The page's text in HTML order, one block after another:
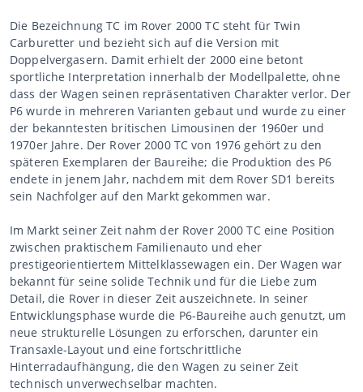
Die Bezeichnung TC im Rover 2000 TC steht für Twin
Carburetter und bezieht sich auf die Version mit
Doppelvergasern. Damit erhielt der 2000 eine betont
sportliche Interpretation innerhalb der Modellpalette, ohne
dass der Wagen seinen repräsentativen Charakter verlor. Der
P6 wurde in mehreren Varianten gebaut und wurde zu einer
der bekanntesten britischen Limousinen der 1960er und
1970er Jahre. Der Rover 2000 TC von 1976 gehört zu den
späteren Exemplaren der Baureihe; die Produktion des P6
endete in jenem Jahr, nachdem mit dem Rover SD1 bereits
sein Nachfolger auf den Markt gekommen war.
Im Markt seiner Zeit nahm der Rover 2000 TC eine Position
zwischen praktischem Familienauto und eher
prestigeorientiertem Mittelklassewagen ein. Der Wagen war
bekannt für seine solide Technik und für die Liebe zum
Detail, die Rover in dieser Zeit auszeichnete. In seiner
Entwicklungsphase wurde die P6-Baureihe auch genutzt, um
neue strukturelle Lösungen zu erforschen, darunter ein
Transaxle-Layout und eine fortschrittliche
Hinterradaufhängung, die den Wagen zu seiner Zeit
technisch unverwechselbar machten.